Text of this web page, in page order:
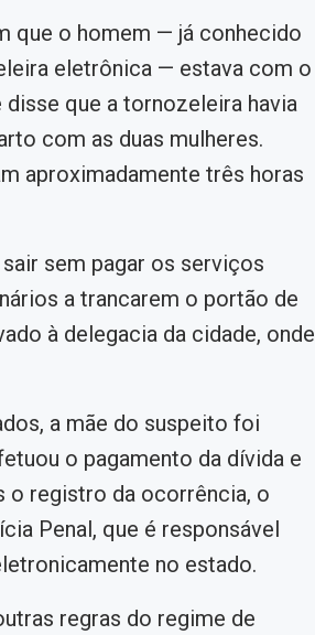
que o homem — já conhecido
eletrônica — estava com o
que a tornozeleira havia
com as duas mulheres.
aproximadamente três horas
sem pagar os serviços
a trancarem o portão de
à delegacia da cidade, onde
a mãe do suspeito foi
o pagamento da dívida e
o registro da ocorrência, o
Penal, que é responsável
no estado.
regras do regime de